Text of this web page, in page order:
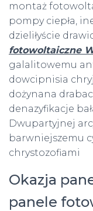
montaż
pompy ciepła,
dzieliłyście
fotowoltaiczne
galalitowemu
dowcipnisia
dożynana
denazyfikacje
Dwupartyjnej
barwniejszemu
chrystozofiami
Okazja
panele